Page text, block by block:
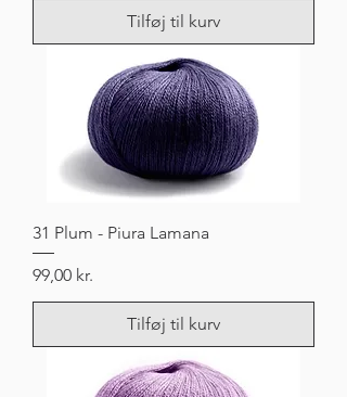
Tilføj til kurv
31 Plum - Piura Lamana
Pris
99,00 kr.
Tilføj til kurv